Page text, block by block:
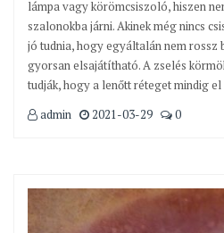
lámpa vagy körömcsiszoló, hiszen
szalonokba járni. Akinek még nincs
jó tudnia, hogy egyáltalán nem rossz
gyorsan elsajátítható. A zselés
tudják, hogy a lenőtt réteget mindig
admin
2021-03-29 0